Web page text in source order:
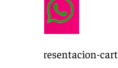
directo-presentacion-